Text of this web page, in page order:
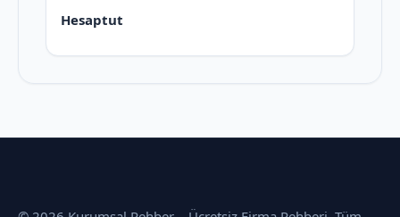
Hesaptut